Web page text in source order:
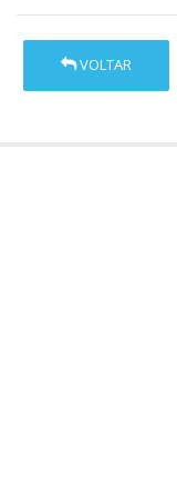
VOLTAR